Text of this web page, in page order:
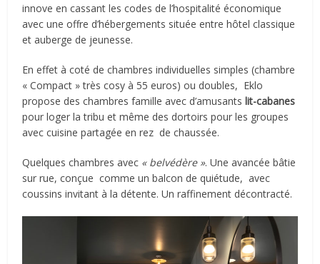
innove en cassant les codes de l’hospitalité économique
avec une offre d’hébergements située entre hôtel classique
et auberge de jeunesse.
En effet à coté de chambres individuelles simples (chambre
« Compact » très cosy à 55 euros) ou doubles, Eklo
propose des chambres famille avec d’amusantslit-cabanes
pour loger la tribu et même des dortoirs pour les groupes
avec cuisine partagée en rez de chaussée.
Quelques chambres avec « belvédère ». Une avancée bâtie
sur rue, conçue comme un balcon de quiétude, avec
coussins invitant à la détente. Un raffinement décontracté.